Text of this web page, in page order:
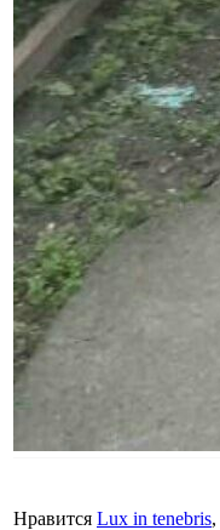
Нравится Lux in tenebris,